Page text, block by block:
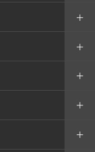
＋
＋
＋
＋
＋